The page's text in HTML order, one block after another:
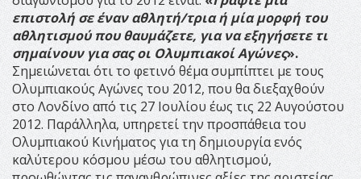
επιστολή σε έναν αθλητή/τρια ή μία μορφή του
αθλητισμού που θαυμάζετε, για να εξηγήσετε τι
σημαίνουν για σας οι Ολυμπιακοί Αγώνες».
Σημειώνεται ότι το φετινό θέμα συμπίπτει με τους
Ολυμπιακούς Αγώνες του 2012, που θα διεξαχθούν
στο Λονδίνο από τις 27 Ιουλίου έως τις 22 Αυγούστου
2012. Παράλληλα, υπηρετεί την προσπάθεια του
Ολυμπιακού Κινήματος για τη δημιουργία ενός
καλύτερου κόσμου μέσω του αθλητισμού,